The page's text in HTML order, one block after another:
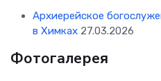
Архиерейское
в Химках 27.03.2026
Фотогалерея